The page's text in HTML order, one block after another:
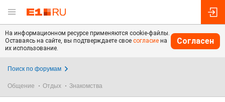
На информационном ресурсе применяются cookie-файлы.
Оставаясь на сайте, вы подтверждаете свое согласие на
их использование.
Согласен
Поиск по форумам
Общение Отдых Знакомства